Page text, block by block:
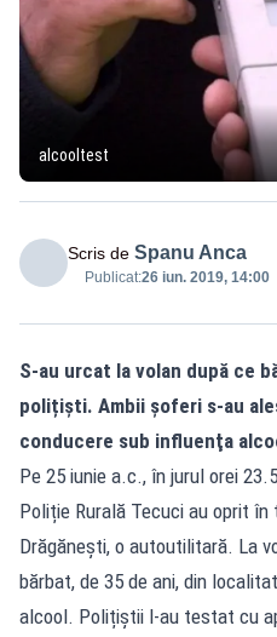
alcooltest
Scris de Spanu Anca
Publicat:26 iun. 2019, 14:00
S-au urcat la volan după ce
polițiști. Ambii şoferi s-au
conducere sub influenţa
Pe 25 iunie a.c., în jurul orei
Poliție Rurală Tecuci au oprit
Drăgănești, o autoutilitară. La
bărbat, de 35 de ani, din
alcool. Polițiștii l-au testat cu